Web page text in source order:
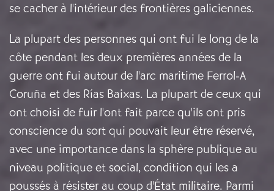
se cacher à l'intérieur des frontières galiciennes.
La plupart des personnes qui ont fui le long de la
côte pendant les deux premières années de la
guerre ont fui autour de l'arc maritime Ferrol-A
Coruña et des Rías Baixas. La plupart de ceux qui
ont choisi de fuir l'ont fait parce qu'ils ont pris
conscience du sort qui pouvait leur être réservé,
avec une importance dans la sphère publique au
niveau politique et social, condition qui les a
poussés à résister au coup d'État militaire. Parmi